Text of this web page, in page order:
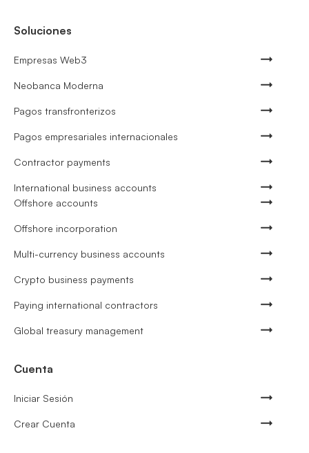
Soluciones
Empresas Web3
Neobanca Moderna
Pagos transfronterizos
Pagos empresariales internacionales
Contractor payments
International business accounts
Offshore accounts
Offshore incorporation
Multi-currency business accounts
Crypto business payments
Paying international contractors
Global treasury management
Cuenta
Iniciar Sesión
Crear Cuenta